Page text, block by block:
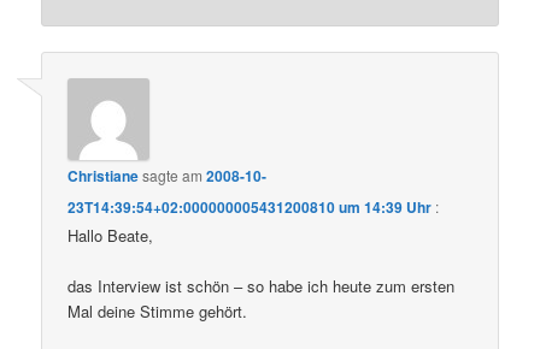
Christianesagte am2008-10-
23T14:39:54+02:000000005431200810 um 14:39 Uhr :
Hallo Beate,
das Interview ist schön – so habe ich heute zum ersten
Mal deine Stimme gehört.